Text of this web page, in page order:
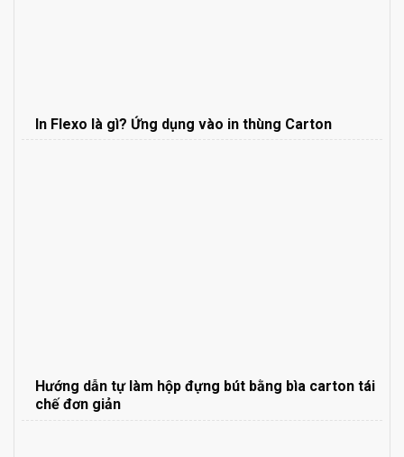
In Flexo là gì? Ứng dụng vào in thùng Carton
Hướng dẫn tự làm hộp đựng bút bằng bìa carton tái
chế đơn giản